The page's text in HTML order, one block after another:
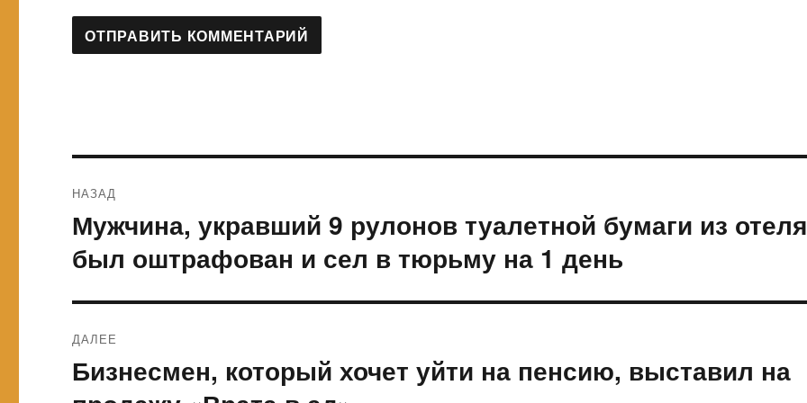
по
записям
НАЗАД
Предыдущая
запись:
Мужчина, укравший 9 рулонов туалетной бумаги из
был оштрафован и сел в тюрьму на 1 день
ДАЛЕЕ
Следующая
Бизнесмен, который хочет уйти на пенсию, выставил на